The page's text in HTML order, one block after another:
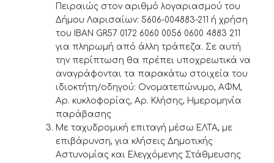
Πειραιώς στον αριθμό λογαριασμού του
Δήμου Λαρισαίων: 5606-004883-211 ή χρήση
του IBAN GR57 0172 6060 0056 0600 4883 211
για πληρωμή από άλλη τράπεζα. Σε αυτή
την περίπτωση θα πρέπει υποχρεωτικά να
αναγράφονται τα παρακάτω στοιχεία του
ιδιοκτήτη/οδηγού: Ονοματεπώνυμο, ΑΦΜ,
Αρ. κυκλοφορίας, Αρ. Κλήσης, Ημερομηνία
παράβασης
Με ταχυδρομική επιταγή μέσω ΕΛΤΑ, με
επιβάρυνση, για κλήσεις Δημοτικής
Αστυνομίας και Ελεγχόμενης Στάθμευσης